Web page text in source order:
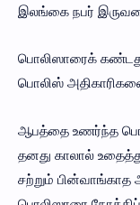
இலங்கை நபர் இருவரை
பொலிஸாரைக்
பொலிஸ்
ஆபத்தை உணர்ந்த
தனது காலால்
சற்றும்